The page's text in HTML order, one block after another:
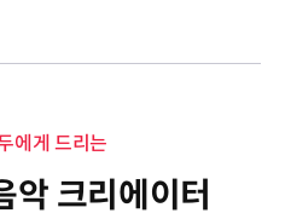
에게 드리는
악 크리에이터